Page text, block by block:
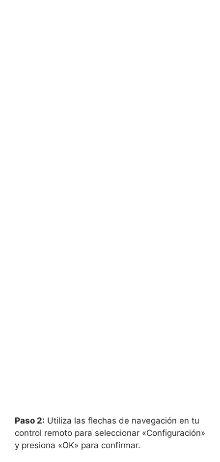
Paso 2: Utiliza las flechas de navegación en tu
control remoto para seleccionar «Configuración»
y presiona «OK» para confirmar.